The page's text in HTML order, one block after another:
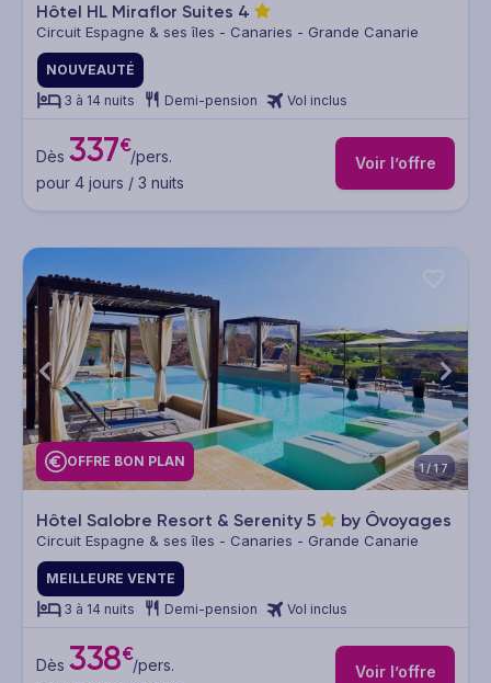
Hôtel HL Miraflor Suites 4
Circuit Espagne & ses îles - Canaries - Grande Canarie
NOUVEAUTÉ
3 à 14 nuits
Demi-pension Vol inclus
Dès 337€/pers.
pour 4 jours / 3 nuits
Voir l’offre
OFFRE BON PLAN 1/17
Hôtel Salobre Resort & Serenity 5 by Ôvoyages
Circuit Espagne & ses îles - Canaries - Grande Canarie
MEILLEURE VENTE
3 à 14 nuits
Demi-pension Vol inclus
Dès 338€/pers.
Voir l’offre